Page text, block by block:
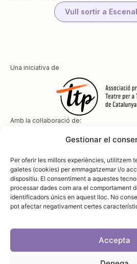
Gestionar el
Per oferir les millors experiències, utilitzem
galetes (cookies) per emmagatzemar i/o
dispositiu. El consentiment a aquestes
processar dades com ara el comportament
identificadors únics en aquest lloc. No
pot afectar negativament certes
Accepta
Vull sortir a
Una iniciativa de
Amb la col·laboració de:
Amb el suport